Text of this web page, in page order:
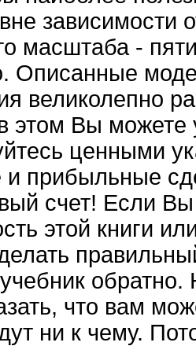
зависимости
масштаба -
Описанные
великолепно
этом Вы можете
ценными
и прибыльные
счет! Если
этой книги
обратно.
что вам
ни к чему.